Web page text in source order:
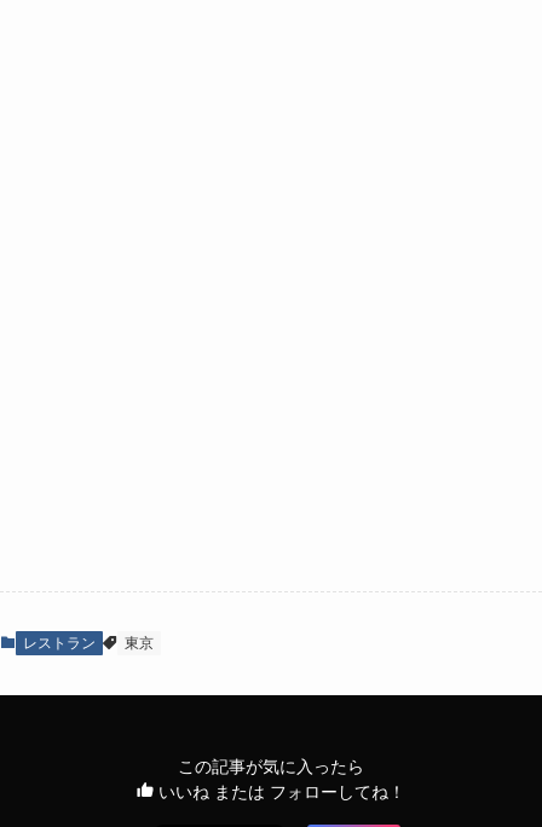
レストラン 東京
この記事が気に入ったら
いいね または フォローしてね！